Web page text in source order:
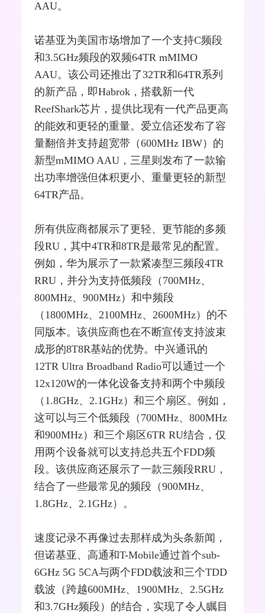
AAU。
诺基亚为美国市场增加了一个支持C频段
和3.5GHz频段的双频64TR mMIMO
AAU。该公司还推出了32TR和64TR系列
的新产品，即Habrok，搭载新一代
ReefShark芯片，提供比现有一代产品更高
的能效和更轻的重量。爱立信还发布了容
量翻倍并支持超宽带 （600MHz IBW）的
新型mMIMO AAU，三星则发布了一款输
出功率增强但体积更小、重量更轻的新型
64TR产品。
所有供应商都展示了更轻、更节能的多频
段RU，其中4TR和8TR是最常见的配置。
例如，华为展示了一款紧凑型三频段4TR
RRU，并分为支持低频段（700MHz、
800MHz、900MHz）和中频段
（1800MHz、2100MHz、2600MHz）的不
同版本。该供应商也在不断宣传支持波束
成形的8T8R基站的优势。中兴通讯的
12TR UltraBroadband Radio可以通过一个
12x120W的一体化设备支持和两个中频段
（1.8GHz、2.1GHz）和三个扇区。例如，
这可以与三个低频段（700MHz、800MHz
和900MHz）和三个扇区6TR RU结合，仅
用两个设备就可以支持总共五个FDD频
段。该供应商还展示了一款三频段RRU，
结合了一些最常见的频段（900MHz、
1.8GHz、2.1GHz）。
速度记录不再像过去那样成为头条新闻，
但诺基亚、高通和T-Mobile通过首个sub-
6GHz 5G 5CA与两个FDD载波和三个TDD
载波（跨越600MHz、1900MHz、2.5GHz
和3.7GHz频段）的结合，实现了令人瞩目